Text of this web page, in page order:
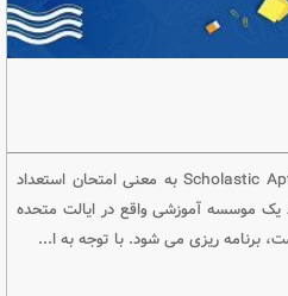
SAT برگرفته از عبارت Scholastic Aptitude Test به معنی امتحان استعداد
موسسه آموزشی واقع در ایالت متحده
برنامه ریزی می شود. با توجه به ا...